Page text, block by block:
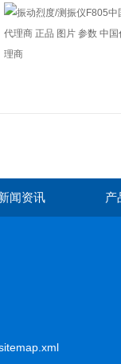
闻资讯 产